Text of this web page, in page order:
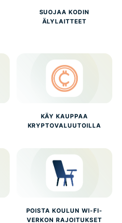
SUOJAA KODIN
ÄLYLAITTEET
KÄY KAUPPAA
KRYPTOVALUUTOILLA
POISTA KOULUN WI-FI-
VERKON RAJOITUKSET